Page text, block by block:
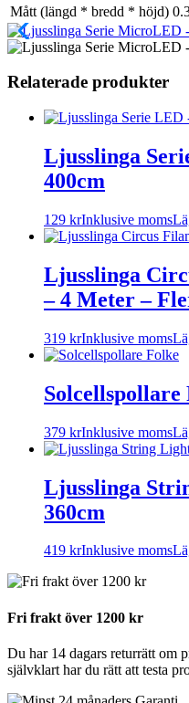
Mått (längd * bredd * höjd)
Relaterade produkter
Ljusslinga
400cm
129 krInklusive moms
Ljusslinga
– 4 Meter –
319 krInklusive moms
Solcellspollare
379 krInklusive moms
Ljusslinga
360cm
419 krInklusive moms
Fri frakt över 1200 kr
Du har 14 dagars returrätt om
självklart har du rätt att testa